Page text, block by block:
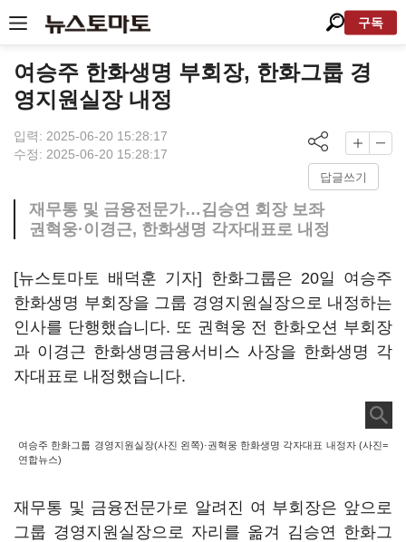
구독
여승주 한화생명 부회장, 한화그룹 경
영지원실장 내정
입력: 2025-06-20 15:28:17
수정: 2025-06-20 15:28:17
답글쓰기
재무통 및 금융전문가…김승연 회장 보좌
권혁웅·이경근, 한화생명 각자대표로 내정
[뉴스토마토 배덕훈 기자] 한화그룹은 20일 여승주
한화생명 부회장을 그룹 경영지원실장으로 내정하는
인사를 단행했습니다. 또 권혁웅 전 한화오션 부회장
과 이경근 한화생명금융서비스 사장을 한화생명 각
자대표로 내정했습니다.
여승주 한화그룹 경영지원실장(사진 왼쪽)·권혁웅 한화생명 각자대표 내정자 (사진=
연합뉴스)
재무통 및 금융전문가로 알려진 여 부회장은 앞으로
그룹 경영지원실장으로 자리를 옮겨 김승연 한화그